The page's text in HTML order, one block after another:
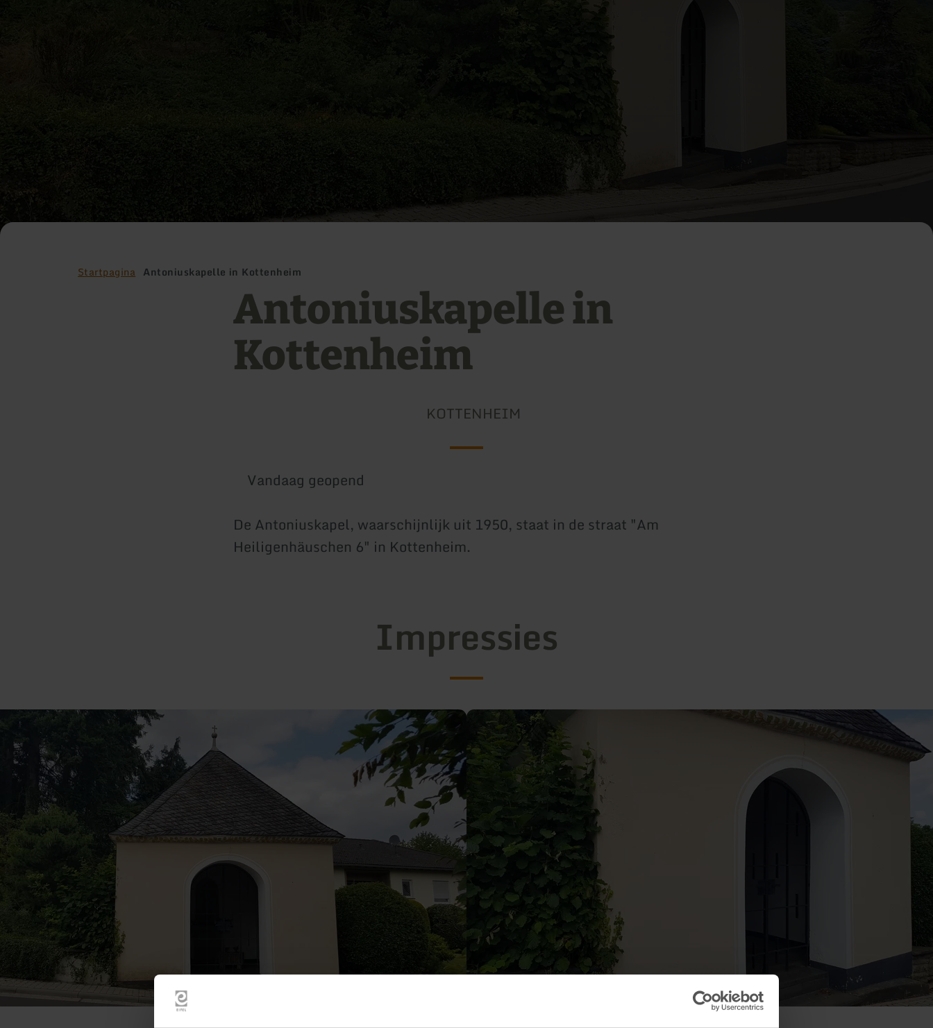
Startpagina Antoniuskapelle in Kottenheim
Antoniuskapelle in
Kottenheim
KOTTENHEIM
Vandaag geopend
De Antoniuskapel, waarschijnlijk uit 1950, staat in de straat "Am
Heiligenhäuschen 6" in Kottenheim.
Impressies